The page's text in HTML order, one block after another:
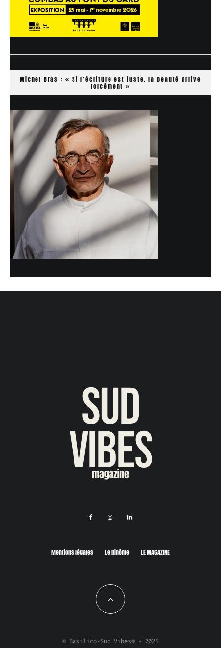
Michel Bras : « Si l’écriture est juste, la beauté arrive
forcément »
Mentions légales Le binôme LE MAGAZINE
© Basilico-Sud Vibes® - 2025